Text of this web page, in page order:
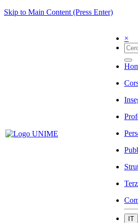
Skip to Main Content (Press Enter)
×
IT